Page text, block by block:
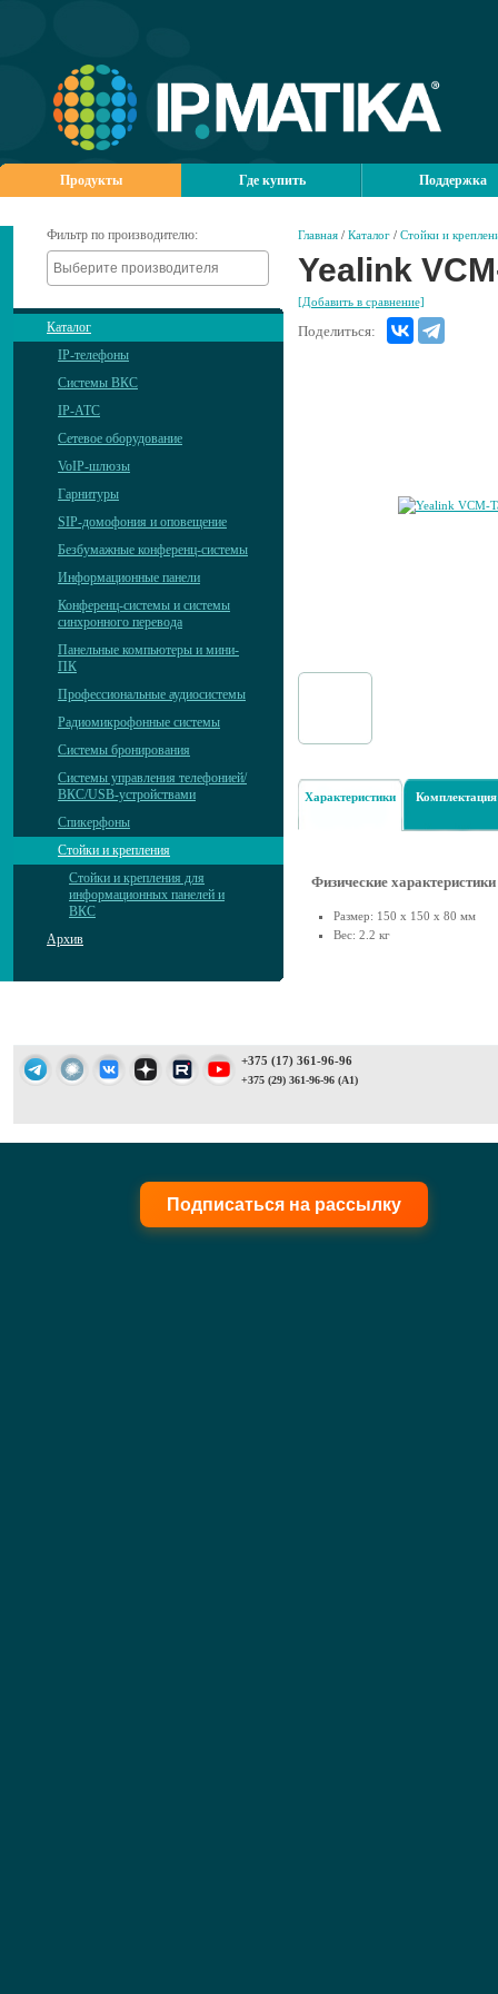
Продукты Где купить Поддержка
Фильтр по производителю:
Каталог
IP-телефоны
Системы ВКС
IP-АТС
Сетевое оборудование
VoIP-шлюзы
Гарнитуры
SIP-домофония и оповещение
Безбумажные конференц-системы
Информационные панели
Конференц-системы и системы
синхронного перевода
Панельные компьютеры и мини-
ПК
Профессиональные аудиосистемы
Радиомикрофонные системы
Системы бронирования
Системы управления телефонией/
ВКС/USB-устройствами
Спикерфоны
Стойки и крепления
Стойки и крепления для
информационных панелей и
ВКС
Архив
Главная / Каталог / Стойки и
Yealink
[Добавить в сравнение]
Поделиться:
Характеристики Комплектация
Физические характеристики
Размер: 150 x 150 x 80 мм
Вес: 2.2 кг
+375 (17) 361-96-96
+375 (29) 361-96-96 (A1)
Подписаться на рассылку